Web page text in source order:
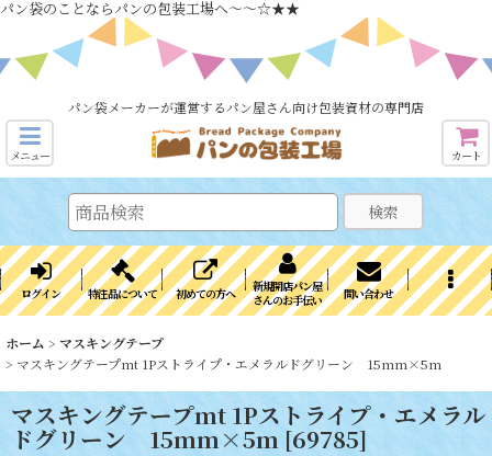
パン袋のことならパンの包装工場へ～～☆★★
パン袋メーカーが運営するパン屋さん向け包装資材の専門店
メニュー カート
検索
ログイン 特注品について 初めての方へ
新規開店パン屋
さんのお手伝い
問い合わせ
ホーム > マスキングテープ
> マスキングテープmt 1Pストライプ・エメラルドグリーン 15mm×5m
マスキングテープmt 1Pストライプ・エメラル
ドグリーン 15mm×5m [69785]